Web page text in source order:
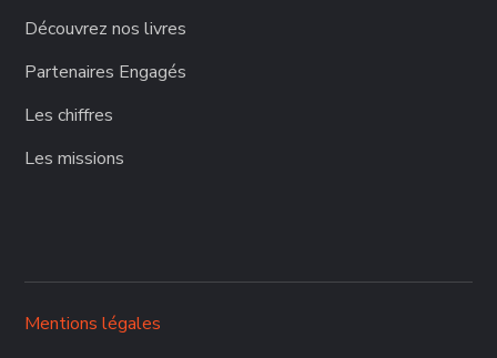
Découvrez nos livres
Partenaires Engagés
Les chiffres
Les missions
Mentions légales